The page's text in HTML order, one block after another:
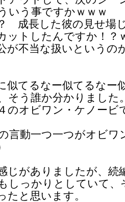
いう事ですかｗｗｗ
成長した彼の見せ場
トしたんですか！？
が不当な扱いというの
似てるなー似てるなー
そう誰か分かりました
のオビワン・ケノービ
言動一つ一つがオビワ
じがありましたが、続
しっかりとしていて、
たと思います。